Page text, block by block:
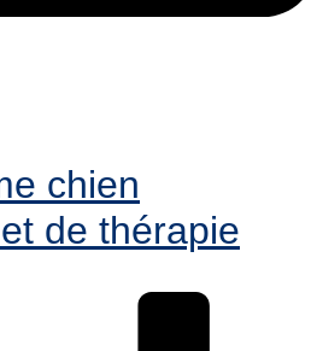
chien
de thérapie